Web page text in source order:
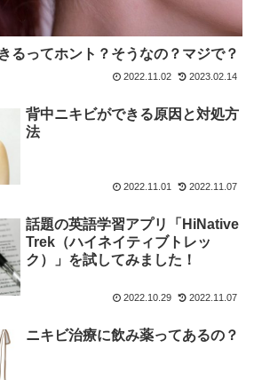
るってホント？そうなの？マジで？
2022.11.02 2023.02.14
背中ニキビができる原因と対処方
法
2022.11.01 2022.11.07
話題の英語学習アプリ「HiNative
Trek（ハイネイティブトレッ
ク）」を試してみました！
2022.10.29 2022.11.07
ニキビ治療に飲み薬ってあるの？